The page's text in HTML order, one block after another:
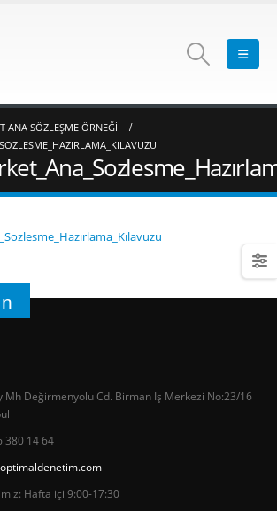
ANA SÖZLEŞME ÖRNEĞI
Mh Değirmenyolu Cd. Birman İş Merkezi No:23/16
380 14 64
Hafta içi 9:00-17:30